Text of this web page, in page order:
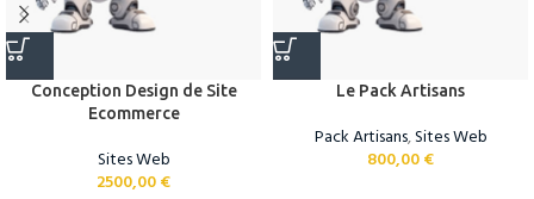
Conception Design de Site
Ecommerce
Sites Web
2500,00€
Le Pack Artisans
Pack Artisans,Sites Web
800,00€